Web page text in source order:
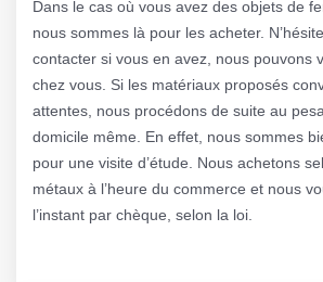
Dans le cas où vous avez des objets de
nous sommes là pour les acheter.
contacter si vous en avez, nous pouvons
chez vous. Si les matériaux proposés
attentes, nous procédons de suite au
domicile même. En effet, nous sommes
pour une visite d’étude. Nous achetons
métaux à l’heure du commerce et nous
l’instant par chèque, selon la loi.